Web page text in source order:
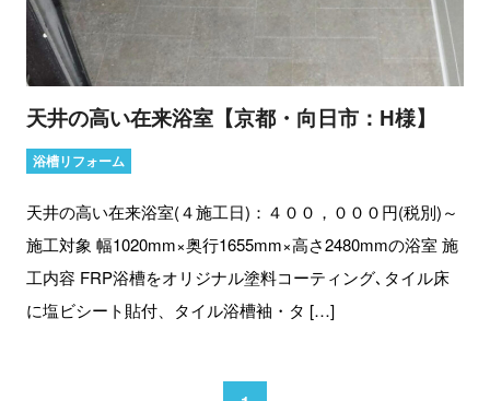
天井の高い在来浴室【京都・向日市：H様】
浴槽リフォーム
天井の高い在来浴室(４施工日)：４００，０００円(税別)～
施工対象 幅1020mm×奥行1655mm×高さ2480mmの浴室 施
工内容 FRP浴槽をオリジナル塗料コーティング､タイル床
に塩ビシート貼付、タイル浴槽袖・タ […]